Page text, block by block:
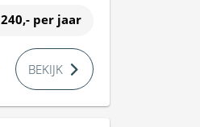
240,- per jaar
BEKIJK